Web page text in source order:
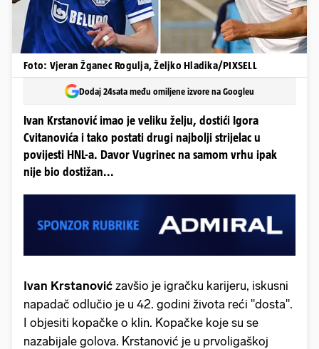
Foto: Vjeran Žganec Rogulja, Željko Hladika/PIXSELL
Dodaj 24sata među omiljene izvore na Googleu
Ivan Krstanović imao je veliku želju, dostići Igora
Cvitanovića i tako postati drugi najbolji strijelac u
povijesti HNL-a. Davor Vugrinec na samom vrhu ipak
nije bio dostižan...
Ivan Krstanović zavšio je igračku karijeru, iskusni
napadač odlučio je u 42. godini života reći "dosta".
I objesiti kopačke o klin. Kopačke koje su se
nazabijale golova. Krstanović je u prvoligaškoj